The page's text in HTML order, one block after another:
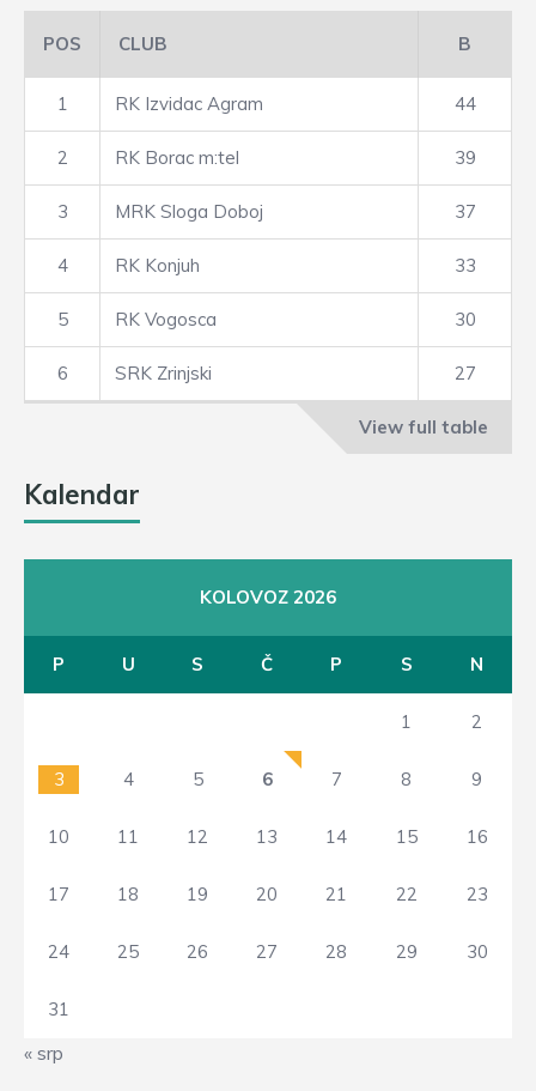
POS CLUB B
1 RK Izvidac Agram 44
2 RK Borac m:tel 39
3 MRK Sloga Doboj 37
4 RK Konjuh 33
5 RK Vogosca 30
6 SRK Zrinjski 27
View full table
Kalendar
KOLOVOZ 2026
P U S Č P S N
1 2
3 4 5 6 7 8 9
10 11 12 13 14 15 16
17 18 19 20 21 22 23
24 25 26 27 28 29 30
31
« srp